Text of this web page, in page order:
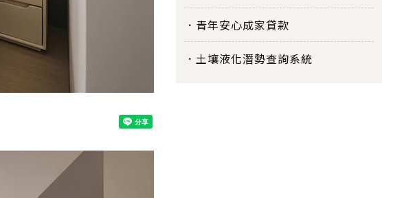
青年安心成家貸款
土壤液化潛勢查詢系統